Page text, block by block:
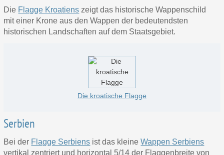
Die Flagge Kroatiens zeigt das historische Wappenschild
mit einer Krone aus den Wappen der bedeutendsten
historischen Landschaften auf dem Staatsgebiet.
Die kroatische Flagge
Serbien
Bei der Flagge Serbiens ist das kleineWappen Serbiens
vertikal zentriert und horizontal 5/14 der Flaggenbreite von